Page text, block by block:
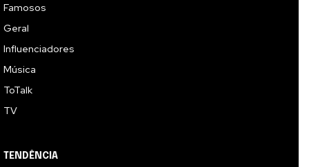
Famosos
Geral
Influenciadores
Música
ToTalk
TV
TENDÊNCIA